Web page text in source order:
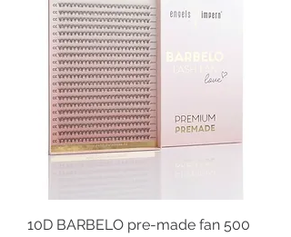
10D BARBELO pre-made fan 500